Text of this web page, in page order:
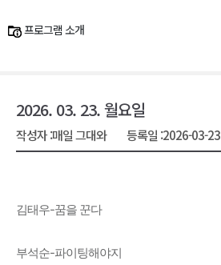
프로그램 소개
2026. 03. 23. 월요일
작성자 :매일 그대와 등록일 :2026-03-23
김태우-꿈을 꾼다
부석순-파이팅해야지